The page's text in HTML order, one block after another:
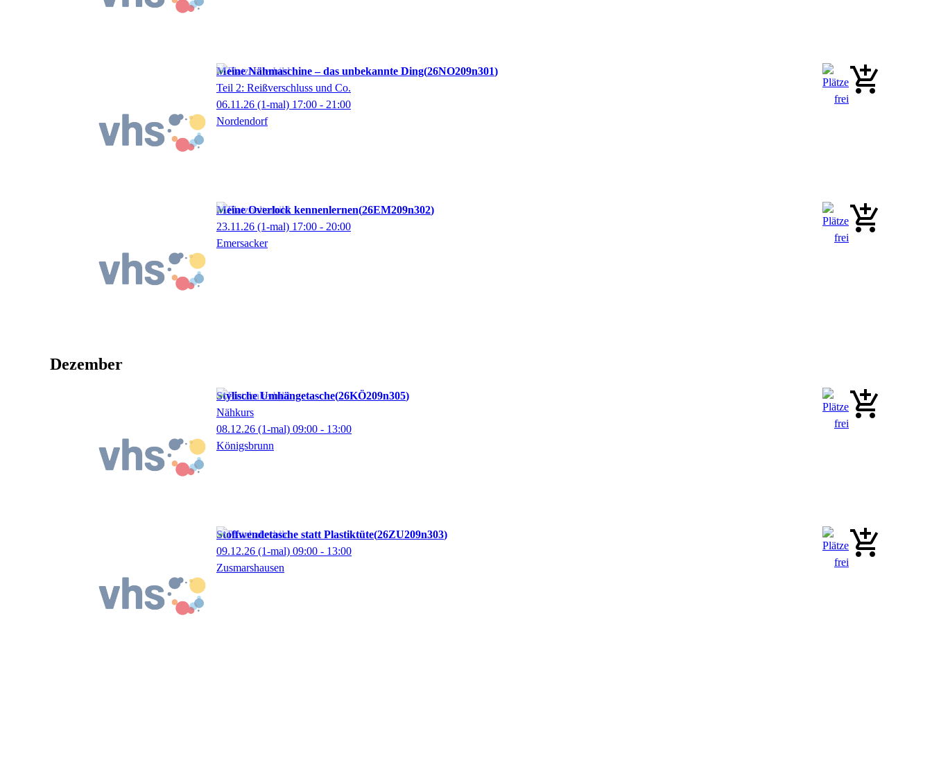
Meine Nähmaschine – das unbekannte Ding 26NO209n301
Teil 2: Reißverschluss und Co.
06.11.26 (1-mal) 17:00 - 21:00
Nordendorf
Meine Overlock kennenlernen 26EM209n302
23.11.26 (1-mal) 17:00 - 20:00
Emersacker
Dezember
Stylische Umhängetasche 26KÖ209n305
Nähkurs
08.12.26 (1-mal) 09:00 - 13:00
Königsbrunn
Stoffwendetasche statt Plastiktüte 26ZU209n303
09.12.26 (1-mal) 09:00 - 13:00
Zusmarshausen